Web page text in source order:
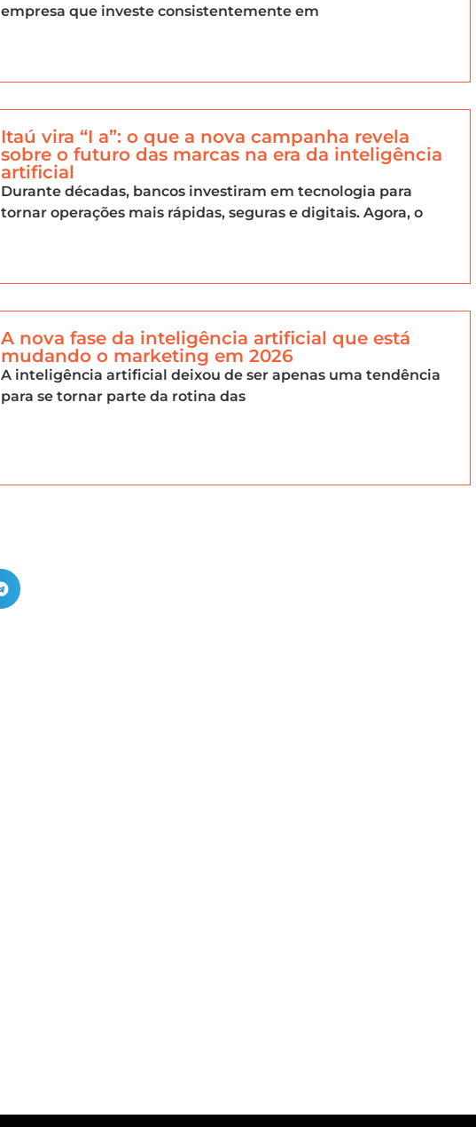
empresa que investe consistentemente em
Itaú vira “I a”: o que a nova campanha revela
sobre o futuro das marcas na era da inteligência
artificial
Durante décadas, bancos investiram em tecnologia para
tornar operações mais rápidas, seguras e digitais. Agora, o
A nova fase da inteligência artificial que está
mudando o marketing em 2026
A inteligência artificial deixou de ser apenas uma tendência
para se tornar parte da rotina das